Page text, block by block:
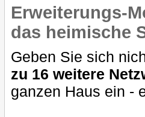
Erweiterungs-
das heimische
Geben Sie sich
zu 16 weitere
ganzen Haus ein -